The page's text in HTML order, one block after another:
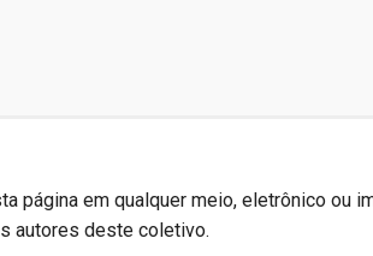
página em qualquer meio, eletrônico ou
autores deste coletivo.